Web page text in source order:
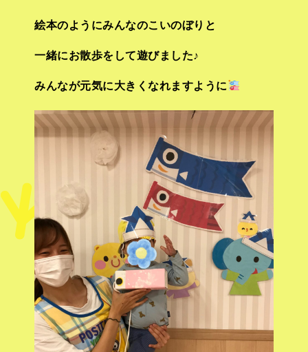
絵本のようにみんなのこいのぼりと
一緒にお散歩をして遊びました♪
みんなが元気に大きくなれますように